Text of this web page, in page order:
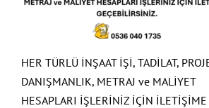
HER TÜRLÜ İNŞAAT İŞİ, TADİLAT,
DANIŞMANLIK, METRAJ ve MALİYET
HESAPLARI İŞLERİNİZ İÇİN İLETİŞİME